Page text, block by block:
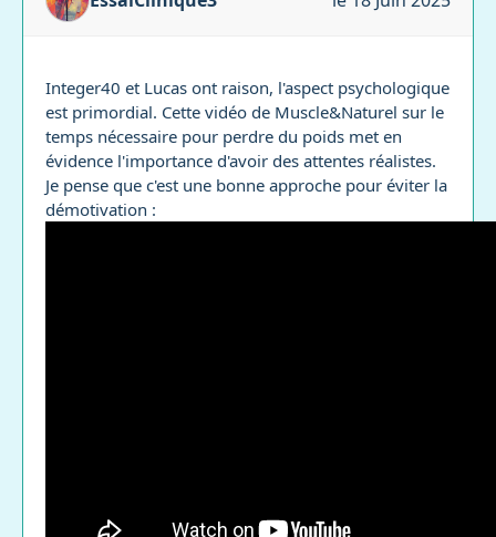
Integer40 et Lucas ont raison, l'aspect psychologique
est primordial. Cette vidéo de Muscle&Naturel sur le
temps nécessaire pour perdre du poids met en
évidence l'importance d'avoir des attentes réalistes.
Je pense que c'est une bonne approche pour éviter la
démotivation :